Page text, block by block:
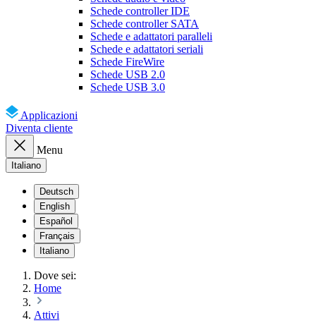
Schede controller IDE
Schede controller SATA
Schede e adattatori paralleli
Schede e adattatori seriali
Schede FireWire
Schede USB 2.0
Schede USB 3.0
Applicazioni
Diventa cliente
Menu
Italiano
Deutsch
English
Español
Français
Italiano
Dove sei:
Home
Attivi